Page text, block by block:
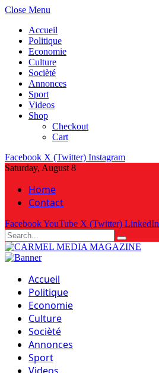
Close Menu
Accueil
Politique
Economie
Culture
Socièté
Annonces
Sport
Videos
Shop
Checkout
Cart
Facebook X (Twitter) Instagram
Saturday, August 8
Home
Contact
FacebookYouTube X (Twitter) LinkedIn
Accueil
Politique
Economie
Culture
Socièté
Annonces
Sport